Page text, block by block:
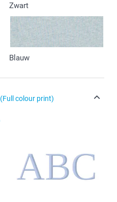
Zwart
Blauw
(Full colour print)